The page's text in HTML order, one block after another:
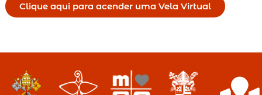
Clique aqui para acender uma Vela Virtual